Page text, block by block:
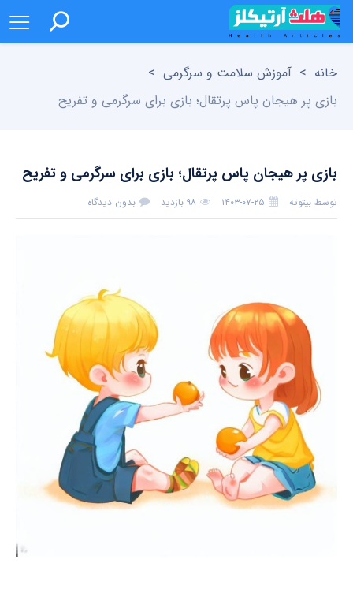
خانه > آموزش سلامت و سرگرمی >
بازی پر هیجان پاس پرتقال؛ بازی برای سرگرمی و تفریح
بازی پر هیجان پاس پرتقال؛ بازی برای سرگرمی و تفریح
توسط بیتوته ۱۴۰۳-۰۷-۲۵ ۹۸ بازدید بدون دیدگاه